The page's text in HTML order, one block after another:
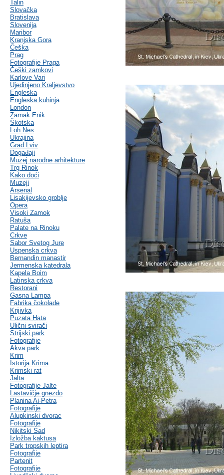
Talin
Slovačka
Bratislava
Slovenija
Maribor
Kranjska Gora
Češka
Prag
Fotografije Praga
Češki zamkovi
Karlove Vari
Ujedinjeno Kraljevstvo
Engleska
Engleska kuhinja
London
Zamak Enik
Škotska
Loh Nes
Ukrajina
Grad Lviv
Događaji
Muzej narodne arhitekture
Trg Rinok
Kako doći
Muzeji
Arsenal
Lisakijevsko groblje
Opera
Visoki Zamok
Ratuša
Palate na Rinoku
Crkve
Sabor Svetog Jure
Uspenska crkva
Bernandin manastir
Jermenska katedrala
Kapela Boim
Latinska crkva
Restorani
Gasna Lampa
Fabrika čokolade
Krijivka
Puzata Hata
Ulični svirači
Strijski park
Fotografije
Akva park
Krim
Istorija Krima
Krimski rat
Jalta
Fotografije Jalte
Lastavičje gnezdo
Planina Ai-Petra
Fotografije
Alupkinski dvorac
Fotografije
Nikitski Sad
Izložba kaktusa
Park tropskih leptira
Fotografije
Partenit
Fotografije